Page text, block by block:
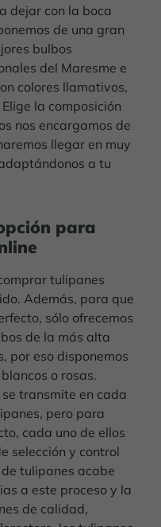
dejar con la boca
de una gran
bulbos
del Maresme e
colores llamativos,
la composición
nos encargamos de
llegar en muy
a tu
para
tulipanes
Además, para que
sólo ofrecemos
de la más alta
por eso disponemos
o rosas.
transmite en cada
pero para
cada uno de ellos
selección y control
tulipanes acabe
a este proceso y la
de calidad,